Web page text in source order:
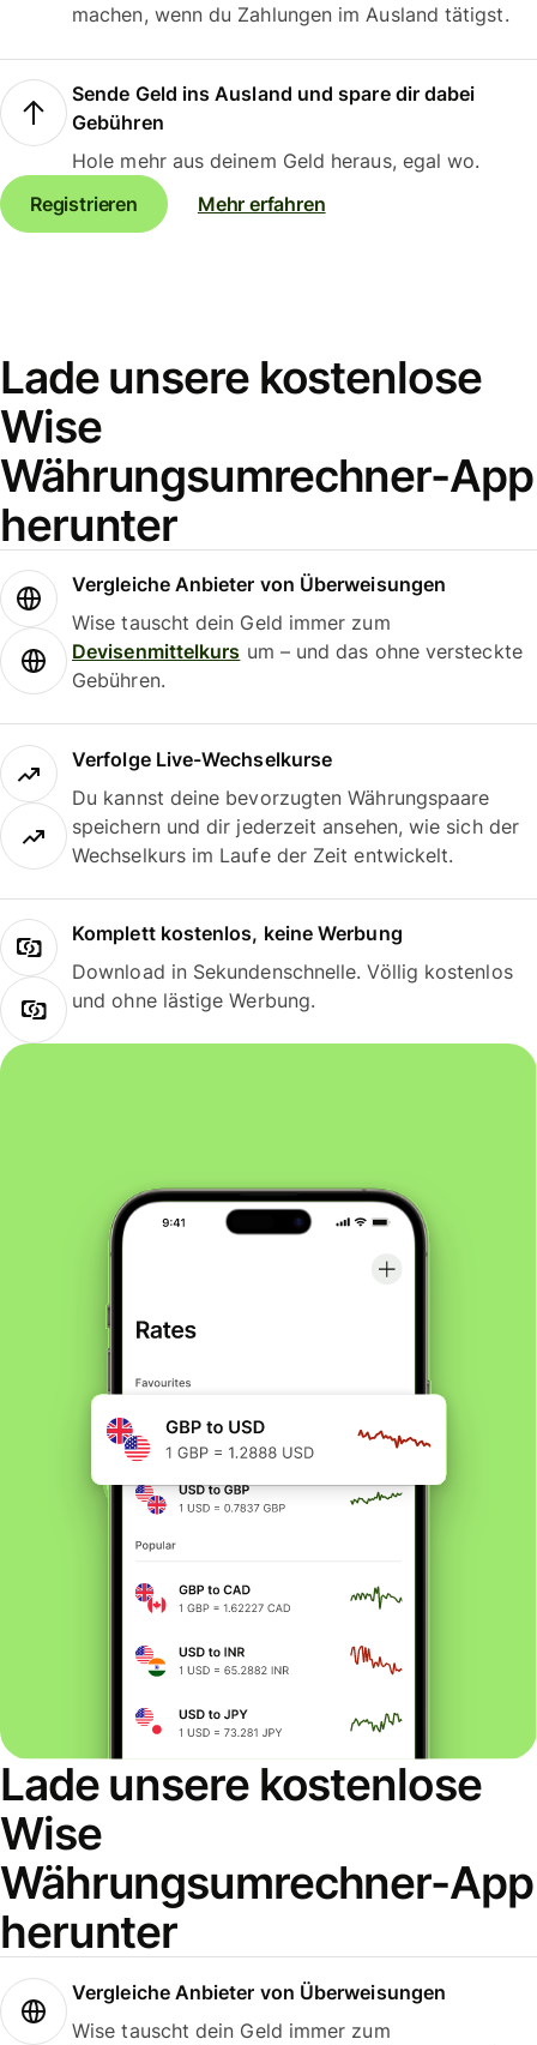
machen, wenn du Zahlungen im Ausland tätigst.
Sende Geld ins Ausland und spare dir dabei
Gebühren
Hole mehr aus deinem Geld heraus, egal wo.
Registrieren
Mehr erfahren
Lade unsere kostenlose
Wise
Währungsumrechner-App
herunter
Vergleiche Anbieter von Überweisungen
Wise tauscht dein Geld immer zum
Devisenmittelkurs um – und das ohne versteckte
Gebühren.
Verfolge Live-Wechselkurse
Du kannst deine bevorzugten Währungspaare
speichern und dir jederzeit ansehen, wie sich der
Wechselkurs im Laufe der Zeit entwickelt.
Komplett kostenlos, keine Werbung
Download in Sekundenschnelle. Völlig kostenlos
und ohne lästige Werbung.
Lade unsere kostenlose
Wise
Währungsumrechner-App
herunter
Vergleiche Anbieter von Überweisungen
Wise tauscht dein Geld immer zum